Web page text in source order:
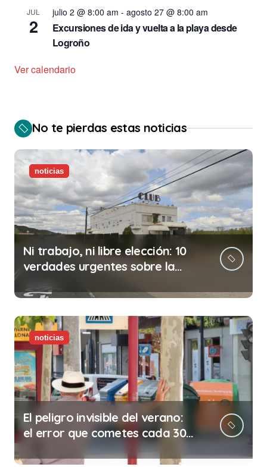
JUL
2
julio 2 @ 8:00 am - agosto 27 @ 8:00 am
Excursiones de ida y vuelta a la playa desde
Logroño
Ver calendario
No te pierdas estas noticias
noticias
Ni trabajo, ni libre elección: 10
verdades urgentes sobre la
noticias
El peligro invisible del verano:
el error que cometes cada 30
minutos en tu trabajo (y la
ilegalidad que te puede costar